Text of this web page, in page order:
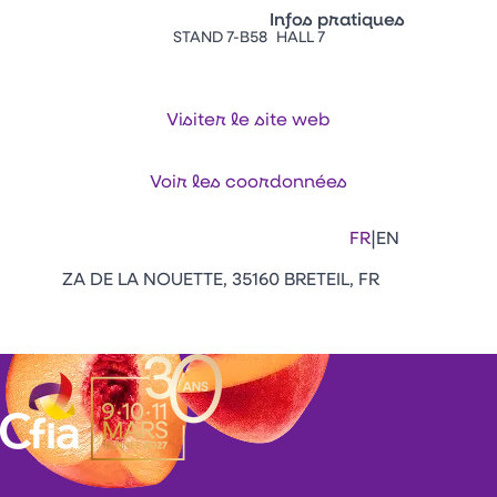
Vitrine Innovations
Emballages
Infos pratiques
Facebook
FR|EN
STAND 7-B58 HALL 7
Visiter le site web
Voir les coordonnées
ZA DE LA NOUETTE, 35160 BRETEIL, FR